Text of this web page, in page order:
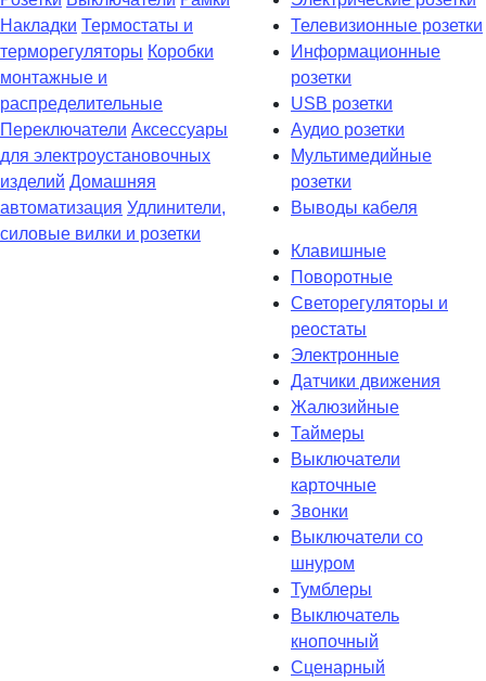
Накладки Термостаты и
терморегуляторы Коробки
монтажные и
распределительные
Переключатели Аксессуары
для электроустановочных
изделий Домашняя
автоматизация Удлинители,
силовые вилки и розетки
Телевизионные розетки
Информационные
розетки
USB розетки
Аудио розетки
Мультимедийные
розетки
Выводы кабеля
Клавишные
Поворотные
Светорегуляторы и
реостаты
Электронные
Датчики движения
Жалюзийные
Таймеры
Выключатели
карточные
Звонки
Выключатели со
шнуром
Тумблеры
Выключатель
кнопочный
Сценарный